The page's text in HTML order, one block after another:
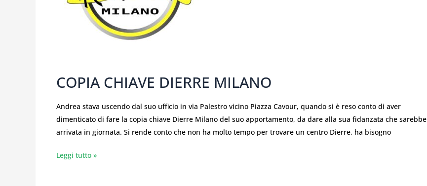
COPIA CHIAVE DIERRE MILANO
Andrea stava uscendo dal suo ufficio in via Palestro vicino Piazza Cavour, quando si è reso conto di aver
dimenticato di fare la copia chiave Dierre Milano del suo apportamento, da dare alla sua fidanzata che sarebbe
arrivata in giornata. Si rende conto che non ha molto tempo per trovare un centro Dierre, ha bisogno
Leggi tutto »